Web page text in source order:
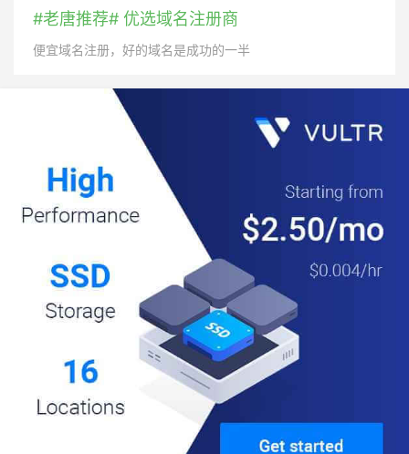
#老唐推荐# 优选域名注册商
便宜域名注册，好的域名是成功的一半